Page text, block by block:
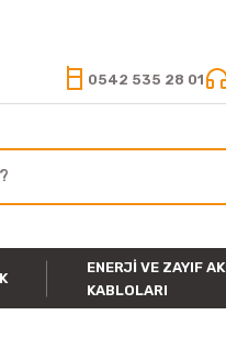
0542 535 28 01
ENERJI VE ZAYIF
KABLOLARI